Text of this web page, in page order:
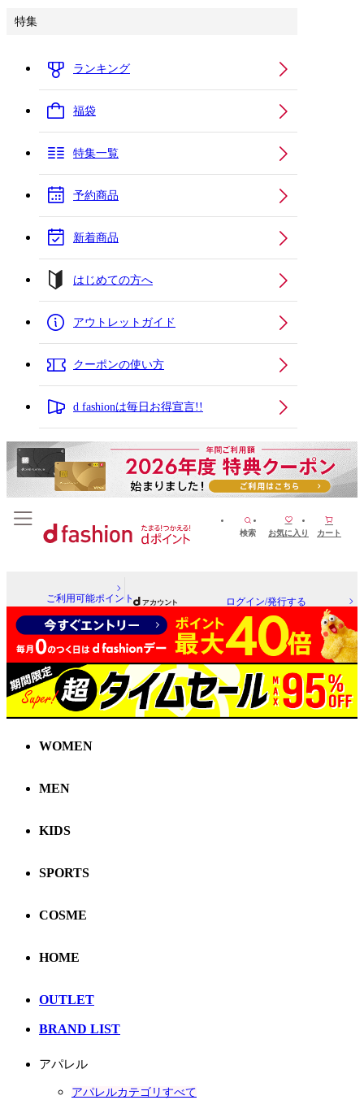
特集
ランキング
福袋
特集一覧
予約商品
新着商品
はじめての方へ
アウトレットガイド
クーポンの使い方
d fashionは毎日お得宣言!!
検索 お気に入り カート
ご利用可能ポイント ログイン/発行する
WOMEN
MEN
KIDS
SPORTS
COSME
HOME
OUTLET
BRAND LIST
アパレル
アパレルカテゴリすべて